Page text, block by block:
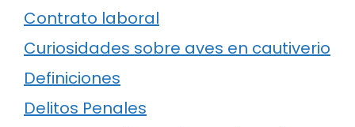
Contrato laboral
Curiosidades sobre aves en cautiverio
Definiciones
Delitos Penales